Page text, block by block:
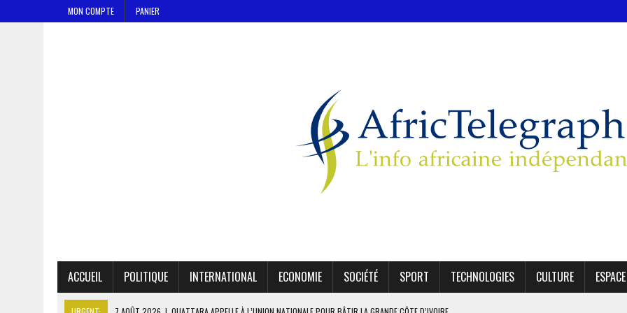
MON COMPTE PANIER
ACCUEIL POLITIQUE INTERNATIONAL ECONOMIE SOCIÉTÉ SPORT TECHNOLOGIES CULTURE